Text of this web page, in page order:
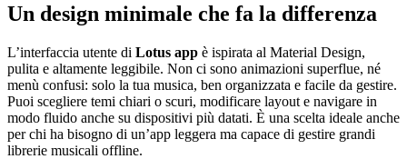
Un design minimale che fa la differenza
L’interfaccia utente di Lotus app è ispirata al Material Design,
pulita e altamente leggibile. Non ci sono animazioni superflue, né
menù confusi: solo la tua musica, ben organizzata e facile da gestire.
Puoi scegliere temi chiari o scuri, modificare layout e navigare in
modo fluido anche su dispositivi più datati. È una scelta ideale anche
per chi ha bisogno di un’app leggera ma capace di gestire grandi
librerie musicali offline.